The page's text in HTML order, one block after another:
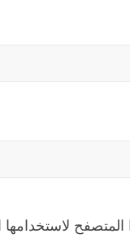
لاستخدامها